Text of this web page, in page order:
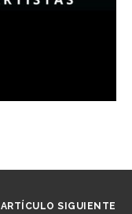
ARTÍCULO SIGUIENTE